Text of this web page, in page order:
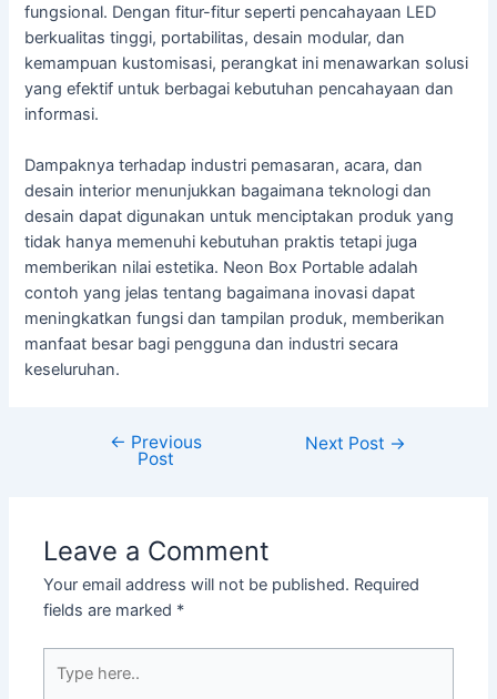
fungsional. Dengan fitur-fitur seperti pencahayaan LED
berkualitas tinggi, portabilitas, desain modular, dan
kemampuan kustomisasi, perangkat ini menawarkan solusi
yang efektif untuk berbagai kebutuhan pencahayaan dan
informasi.
Dampaknya terhadap industri pemasaran, acara, dan
desain interior menunjukkan bagaimana teknologi dan
desain dapat digunakan untuk menciptakan produk yang
tidak hanya memenuhi kebutuhan praktis tetapi juga
memberikan nilai estetika. Neon Box Portable adalah
contoh yang jelas tentang bagaimana inovasi dapat
meningkatkan fungsi dan tampilan produk, memberikan
manfaat besar bagi pengguna dan industri secara
keseluruhan.
← Previous
Post
Next Post →
Leave a Comment
Your email address will not be published. Required
fields are marked *
here..